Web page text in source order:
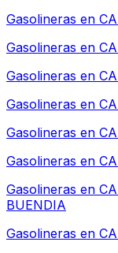
Gasolineras en
Gasolineras en
Gasolineras en
Gasolineras en
Gasolineras en
Gasolineras en
Gasolineras en
BUENDIA
Gasolineras en